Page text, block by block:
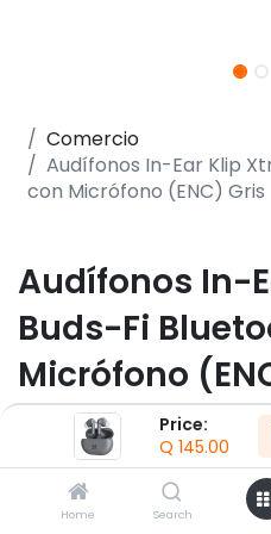
Price:
Q 145.00
Home Search
Comercio
Audífonos In-Ear Klip
con Micrófono (ENC) Gris
Audífonos In-
Buds-Fi
Micrófono
(0 reseña)
- Audífonos tipo TWS
- Factor de forma
- Micrófono integrado